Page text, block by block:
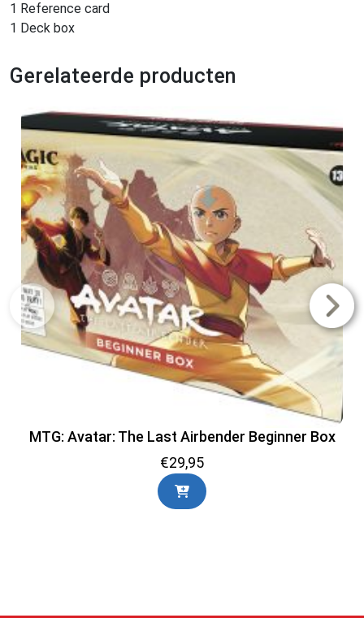
1 Reference card
1 Deck box
Gerelateerde producten
MTG: Avatar: The Last Airbender Beginner Box
€29,95